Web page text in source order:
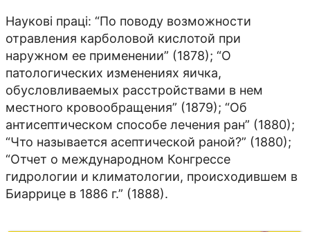
Наукові праці: “По поводу возможности
отравления карболовой кислотой при
наружном ее применении” (1878); “О
патологических изменениях яичка,
обусловливаемых расстройствами в нем
местного кровообращения” (1879); “Об
антисептическом способе лечения ран” (1880);
“Что называется асептической раной?” (1880);
“Отчет о международном Конгрессе
гидрологии и климатологии, происходившем в
Биаррице в 1886 г.” (1888).